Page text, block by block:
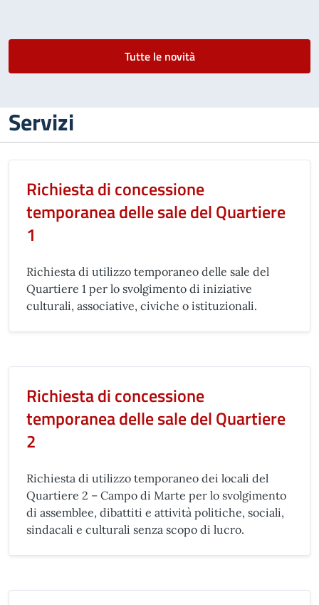
Tutte le novità
Servizi
Richiesta di concessione
temporanea delle sale del Quartiere
1
Richiesta di utilizzo temporaneo delle sale del
Quartiere 1 per lo svolgimento di iniziative
culturali, associative, civiche o istituzionali.
Richiesta di concessione
temporanea delle sale del Quartiere
2
Richiesta di utilizzo temporaneo dei locali del
Quartiere 2 – Campo di Marte per lo svolgimento
di assemblee, dibattiti e attività politiche, sociali,
sindacali e culturali senza scopo di lucro.